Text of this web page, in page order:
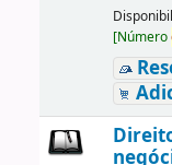
[Número